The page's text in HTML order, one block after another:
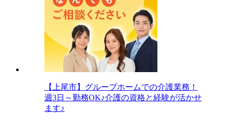
【上尾市】グループホームでの介護業務！
週3日～勤務OK♪介護の資格と経験が活かせ
ます♪